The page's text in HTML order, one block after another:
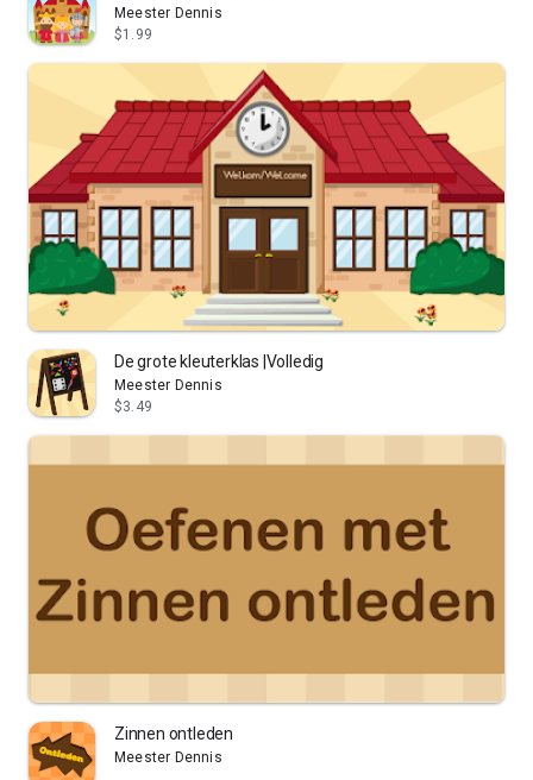
Meester Dennis
$1.99
De grote kleuterklas |Volledig
Meester Dennis
$3.49
Zinnen ontleden
Meester Dennis